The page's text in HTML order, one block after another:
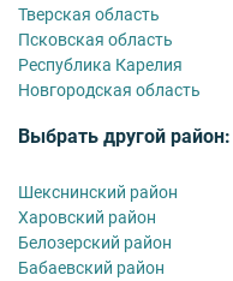
Тверская область
Псковская область
Республика Карелия
Новгородская область
Выбрать другой район:
Шекснинский район
Харовский район
Белозерский район
Бабаевский район